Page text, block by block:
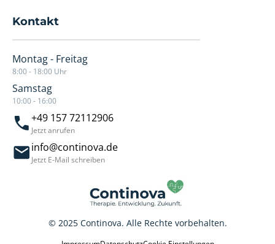
Kontakt
Montag - Freitag
8:00 - 18:00 Uhr
Samstag
10:00 - 16:00
+49 157 72112906
Jetzt anrufen
info@continova.de
Jetzt E-Mail schreiben
© 2025 Continova. Alle Rechte vorbehalten.